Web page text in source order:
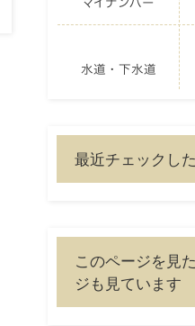
水道・下水道
最近チェックし
このページを見
ジも見ています